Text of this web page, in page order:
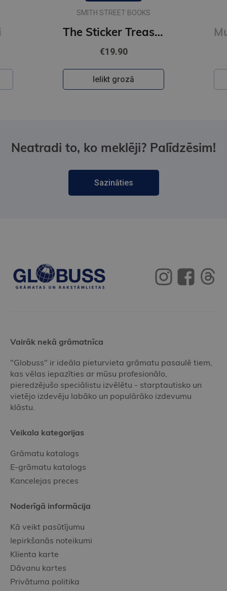
SMITH STREET BOOKS
The Sticker Treasury of Woodland Adventures : An eclectic book of stickers for journaling, collaging
€19.90
Ielikt grozā
Neatradi to, ko meklēji? Palīdzēsim!
Sazināties
Vairāk nekā grāmatnīca
"Globuss" ir ideāla pieturvieta grāmatu pasaulē tiem,
kas vēlas iepazīties ar mūsu profesionālo,
pieredzējušo speciālistu izvēlētu - starptautisko un
vietējo izdevēju labāko un populārāko izdevumu
klāstu.
Veikala kategorijas
Grāmatu katalogs
E-grāmatu katalogs
Kancelejas preces
Noderīgā informācija
Kā veikt pasūtījumu
Iepirkšanās noteikumi
Klienta karte
Dāvanu kartes
Privātuma politika